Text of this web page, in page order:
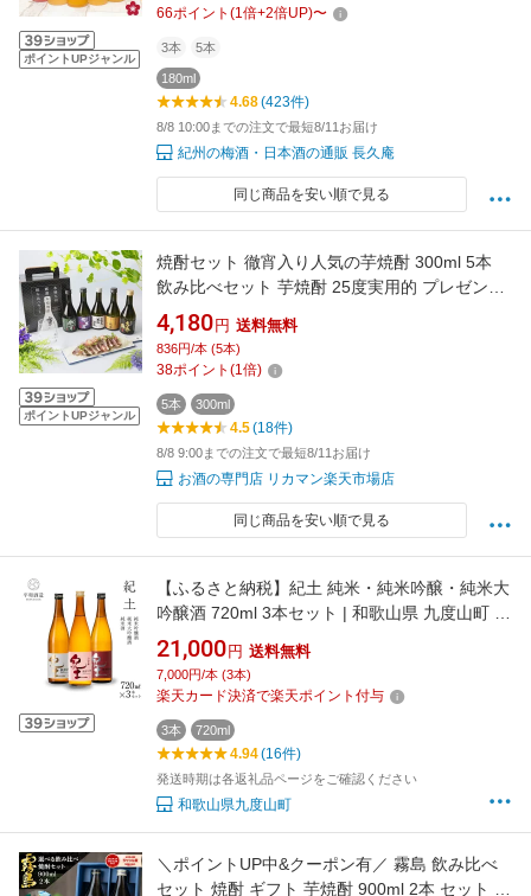
ポイントUPジャンル
66ポイント (1倍+2倍UP)〜
3本 5本
180ml
4.68(423件)
8/8 10:00までの注文で最短8/11お届け
紀州の梅酒・日本酒の通販 長久庵
同じ商品を安い順で見る
ポイントUPジャンル
焼酎セット 徹宵入り人気の芋焼酎 300ml 5本
飲み比べセット 芋焼酎 25度実用的 プレゼント
ギフト お酒 実用的 長S
4,180 円 送料無料
836円/本 (5本)
38ポイント (1倍)
5本 300ml
4.5(18件)
8/8 9:00までの注文で最短8/11お届け
お酒の専門店 リカマン楽天市場店
同じ商品を安い順で見る
【ふるさと納税】紀土 純米・純米吟醸・純米大
吟醸酒 720ml 3本セット | 和歌山県 九度山町 和
歌山 支援品 返礼品 楽天ふるさと 納税 酒 お酒
日本酒 純米 地酒 お取り寄せ 取り寄せ 晩酌 飲
み比べ お酒セット 純米酒 大吟醸酒 呑み比べ 飲
21,000 円 送料無料
7,000円/本 (3本)
楽天カード決済で楽天ポイント付与
3本 720ml
4.94(16件)
発送時期は各返礼品ページをご確認ください
和歌山県九度山町
＼ポイントUP中&クーポン有／ 霧島 飲み比べ
セット 焼酎 ギフト 芋焼酎 900ml 2本 セット 黒